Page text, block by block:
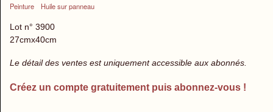
Peinture Huile sur panneau
Lot n° 3900
27cmx40cm
Le détail des ventes est uniquement accessible aux abonnés.
Créez un compte gratuitement puis abonnez-vous !